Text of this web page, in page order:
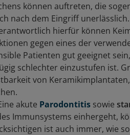
können auftreten, die
nach dem Eingriff unerlässlich.
hierfür können
gegen eines der
Patienten gut geeignet
schlechter einzustufen ist.
von
akute Parodontitis sowie
Immunsystems einhergeht,
ist auch immer, wie